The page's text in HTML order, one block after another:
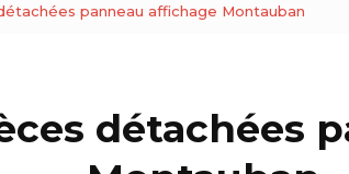
panneau affichage Montauban
détachées